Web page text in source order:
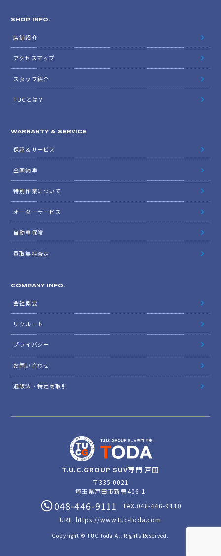
SHOP INFO.
店舗紹介
アクセスマップ
スタッフ紹介
TUCとは？
WARRANTY & SERVICE
保証＆サービス
全国納車
特別作業について
オーダーサービス
自動車保険
買取無料査定
COMPANY INFO.
会社概要
リクルート
プライバシー
お問い合わせ
通販法・特定商取引
T.U.C.GROUP SUV専門 戸田
〒335-0021
埼玉県戸田市新曽406-1
048-446-9111
FAX.048-446-9110
URL.https://www.tuc-toda.com
Copyright © TUC Toda All Rights Reserved.